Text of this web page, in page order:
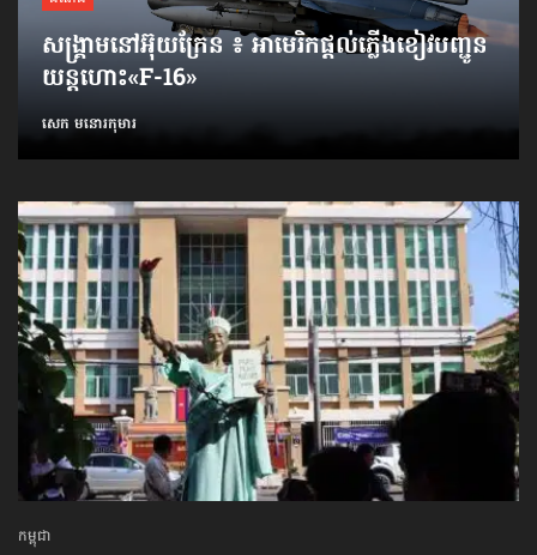
សង្គ្រាមនៅអ៊ុយក្រែន ៖ អាមេរិកផ្ដល់ភ្លើងខៀវបញ្ជូន
យន្តហោះ«F-16»
សេក មនោរកុមារ
កម្ពុជា